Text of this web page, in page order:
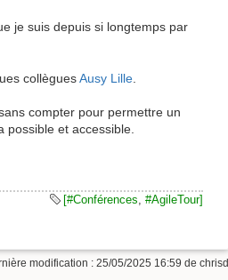
je suis depuis si longtemps par
collèguesAusy Lille
compter pour permettre un
possible et accessible.
[#Conférences #AgileTour]
modification : 25/05/2025 16:59 de chrisd